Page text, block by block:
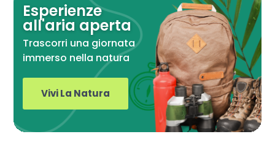
Esperienze
all'aria aperta
Trascorri una giornata
immerso nella natura
Vivi La Natura